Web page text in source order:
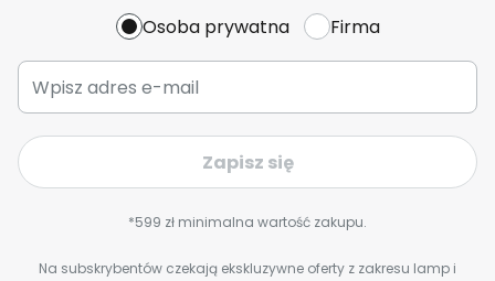
Osoba prywatna Firma
Zapisz się
*599 zł minimalna wartość zakupu.
Na subskrybentów czekają ekskluzywne oferty z zakresu lamp i